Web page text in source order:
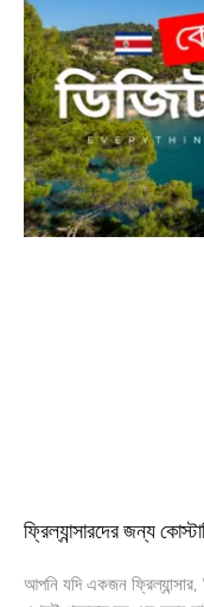
ফ্রিল্যান্সারদের জন্য
আপনি যদি একজন